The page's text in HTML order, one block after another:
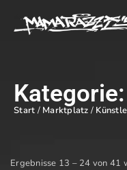
Start / Marktplatz /
Ergebnisse 13 – 24 von 41